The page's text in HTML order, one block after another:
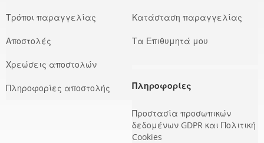
Τρόποι παραγγελίας
Αποστολές
Χρεώσεις αποστολών
Πληροφορίες αποστολής
Κατάσταση παραγγελίας
Τα Επιθυμητά μου
Πληροφορίες
Προστασία προσωπικών
δεδομένων GDPR και Πολιτική
Cookies